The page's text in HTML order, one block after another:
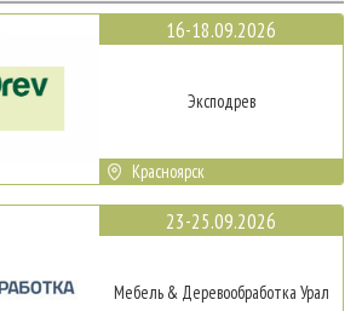
16-18.09.2026
Эксподрев
Красноярск
23-25.09.2026
Мебель & Деревообработка Урал